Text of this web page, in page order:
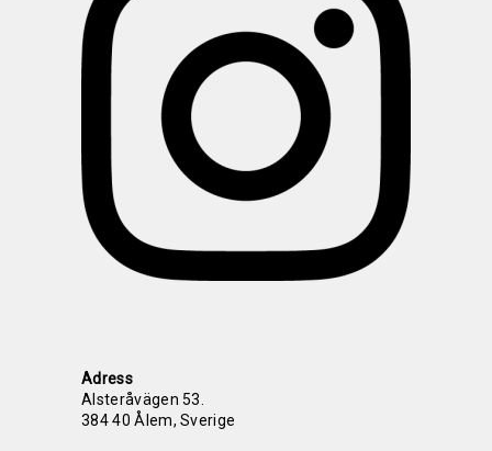
Adress
Alsteråvägen 53.
384 40 Ålem, Sverige